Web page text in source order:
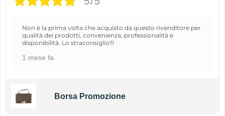
Non è la prima volta che acquisto da questo rivenditore per
qualità dei prodotti, convenienza, professionalità e
disponibilità. Lo straconsiglio!!!
1 mese fa
Borsa Promozione